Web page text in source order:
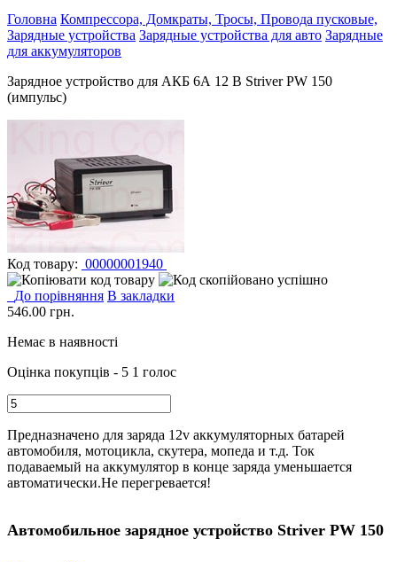
Головна Компрессора, Домкраты, Тросы, Провода пусковые,
Зарядные устройства Зарядные устройства для авто Зарядные
для аккумуляторов
Зарядное устройство для АКБ 6А 12 B Striver PW 150
(импульс)
Код товару: 00000001940
До порівняння В закладки
546.00 грн.
Немає в наявності
Оцінка покупців - 5 1 голос
Предназначено для заряда 12v аккумуляторных батарей
автомобиля, мотоцикла, скутера, мопеда и т.д. Ток
подаваемый на аккумулятор в конце заряда уменьшается
автоматически.Не перегревается!
Автомобильное зарядное устройство Striver PW 150